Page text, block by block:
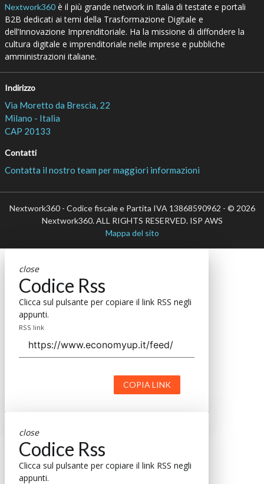
Nextwork360è il più grande network in Italia di testate e portali
B2B dedicati ai temi della Trasformazione Digitale e
dell’Innovazione Imprenditoriale. Ha la missione di diffondere la
cultura digitale e imprenditoriale nelle imprese e pubbliche
amministrazioni italiane.
Indirizzo
Via Moretto da Brescia, 22
Milano - Italia
CAP 20133
Contatti
Contatta il nostro team per maggiori informazioni
Nextwork360 - Codice fiscale e Partita IVA 13868590962 - © 2026
Nextwork360. ALL RIGHTS RESERVED. ISP AWS
Mappa del sito
close
Codice Rss
Clicca sul pulsante per copiare il link RSS negli
appunti.
RSS link
COPIA LINK
close
Codice Rss
Clicca sul pulsante per copiare il link RSS negli
appunti.